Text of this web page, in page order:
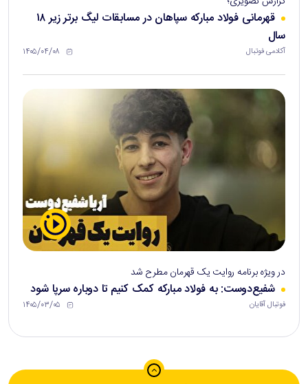
قهرمانی فولاد مبارکه سپاهان در مسابقات لیگ برتر زیر ۱۸
سال
آکادمی فوتبال ۱۴۰۵/۰۴/۰۸
در ویژه برنامه روایت یک قهرمان مطرح شد
شفیع‌دوست: به فولاد مبارکه کمک کنیم تا دوباره سرپا شود
فوتبال آقایان ۱۴۰۵/۰۳/۰۵